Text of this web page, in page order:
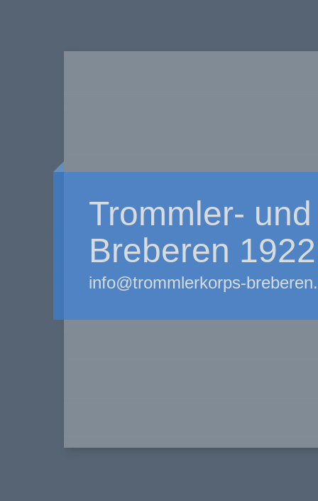
Trommler-
Breberen
info@trommlerkorps-